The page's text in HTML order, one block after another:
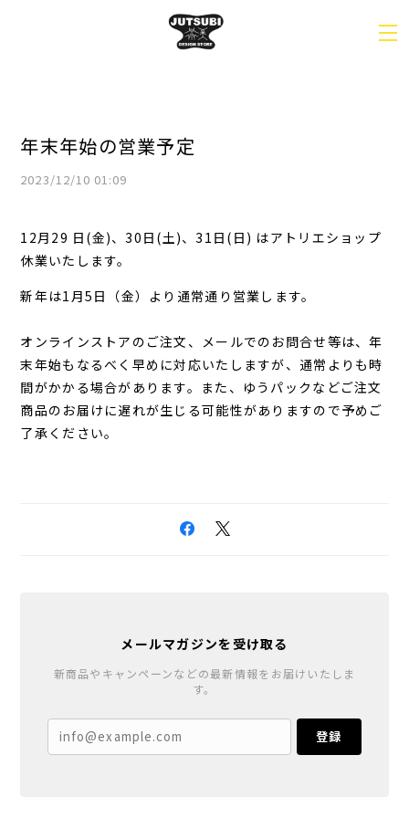
年末年始の営業予定
2023/12/10 01:09
12月29 日(金)、30日(土)、31日(日) はアトリエショップ
休業いたします。
新年は1月5日（金）より通常通り営業します。
オンラインストアのご注文、メールでのお問合せ等は、年
末年始もなるべく早めに対応いたしますが、通常よりも時
間がかかる場合があります。また、 ゆうパックなどご注文
商品のお届けに遅れが生じる可能性がありますので予めご
了承ください。
メールマガジンを受け取る
新商品やキャンペーンなどの最新情報をお届けいたしま
す。
登録